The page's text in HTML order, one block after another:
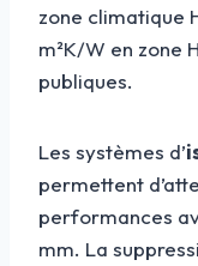
zone climatique
m²K/W en zone
publiques.
Les systèmes d’
permettent
performances
mm. La